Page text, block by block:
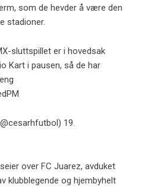
som de hevder å være den
stadioner.
sluttspillet er i hovedsak
Kart i pausen, så de har
19.
over FC Juarez, avduket
klubblegende og hjembyhelt